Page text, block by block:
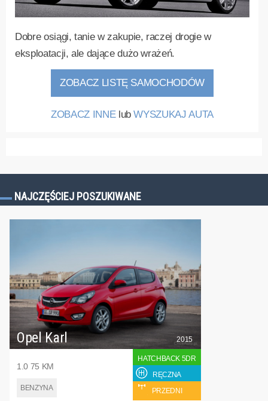
Dobre osiągi, tanie w zakupie, raczej drogie w
eksploatacji, ale dające dużo wrażeń.
ZOBACZ LISTĘ SAMOCHODÓW
ZOBACZ INNElubWYSZUKAJ AUTA
NAJCZĘŚCIEJ POSZUKIWANE
Opel Karl
1.0 75 KM
BENZYNA
2015
HATCHBACK 5DR
RĘCZNA
PRZEDNI